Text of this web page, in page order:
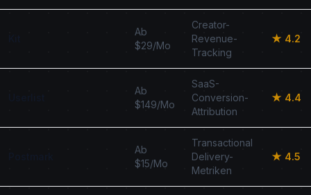
Ab
$29/Mo
Creator-
Revenue-
Tracking
★ 4.2
Ab
$149/Mo
SaaS-
Conversion-
Attribution
★ 4.4
Ab
$15/Mo
Transactional
Delivery-
Metriken
★ 4.5